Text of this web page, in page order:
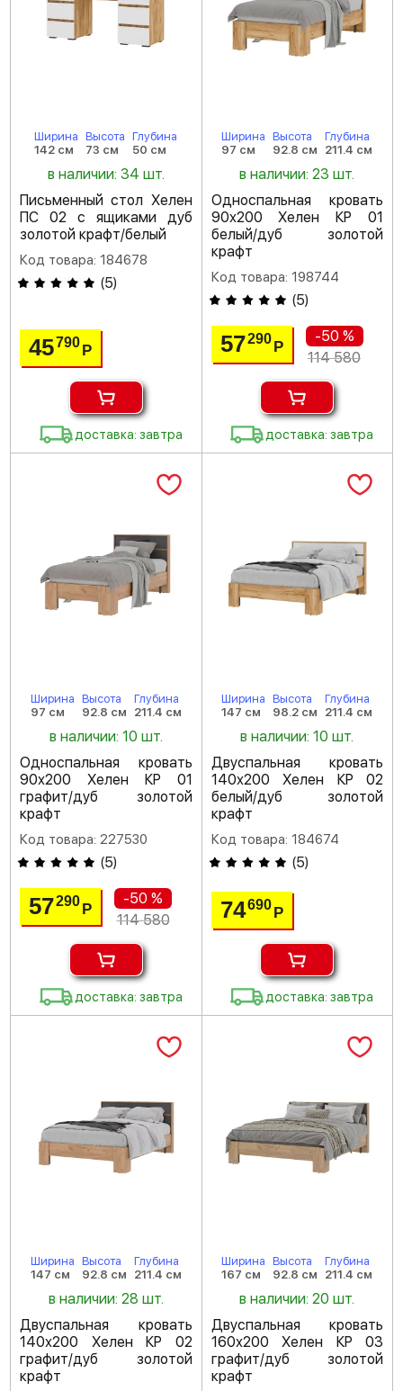
Ширина
142 см
Высота
73 см
Глубина
50 см
в наличии: 34 шт.
Письменный стол Хелен
ПС 02 с ящиками дуб
золотой крафт/белый
Код товара: 184678
(5)
45790Р
доставка: завтра
Ширина
97 см
Высота
92.8 см
Глубина
211.4 см
в наличии: 23 шт.
Односпальная кровать
90х200 Хелен КР 01
белый/дуб золотой
крафт
Код товара: 198744
(5)
57290 Р
-50 %
114 580
доставка: завтра
Ширина
97 см
Высота
92.8 см
Глубина
211.4 см
в наличии: 10 шт.
Односпальная кровать
90х200 Хелен КР 01
графит/дуб золотой
крафт
Код товара: 227530
(5)
57290Р
-50 %
114 580
доставка: завтра
Ширина
147 см
Высота
98.2 см
Глубина
211.4 см
в наличии: 10 шт.
Двуспальная кровать
140х200 Хелен КР 02
белый/дуб золотой
крафт
Код товара: 184674
(5)
74690 Р
доставка: завтра
Ширина
147 см
Высота
92.8 см
Глубина
211.4 см
в наличии: 28 шт.
Двуспальная кровать
140х200 Хелен КР 02
графит/дуб золотой
крафт
Ширина
167 см
Высота
92.8 см
Глубина
211.4 см
в наличии: 20 шт.
Двуспальная кровать
160х200 Хелен КР 03
графит/дуб золотой
крафт